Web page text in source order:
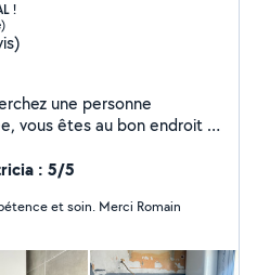
!
vous êtes au bon endroit !
et je suis sur le
chauffagiste et climaticien
O3 26
: 5/5
et soin. Merci Romain